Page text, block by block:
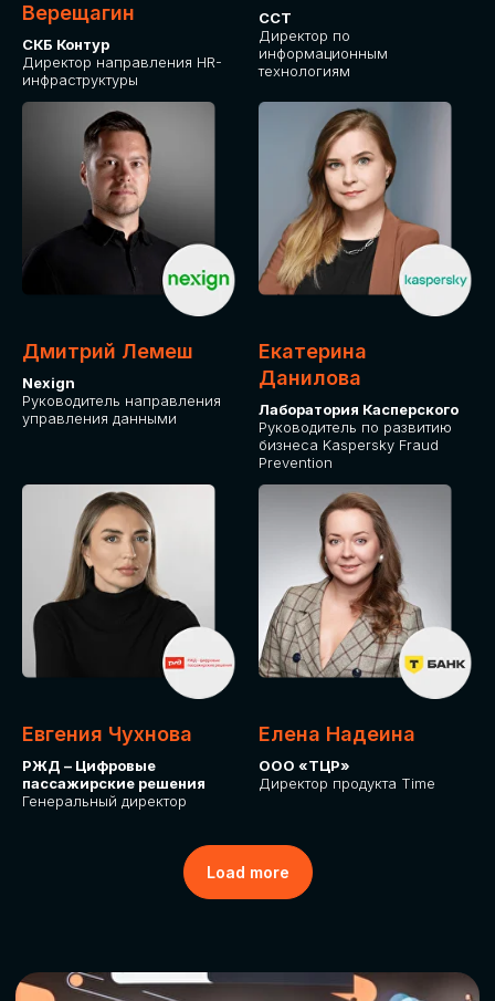
Верещагин
СКБ Контур
Директор направления HR-
инфраструктуры
ССТ
Директор по
информационным
технологиям
Дмитрий Лемеш
Nexign
Руководитель направления
управления данными
Екатерина
Данилова
Лаборатория Касперского
Руководитель по развитию
бизнеса Kaspersky Fraud
Prevention
Евгения Чухнова
РЖД – Цифровые
пассажирские решения
Генеральный директор
Елена Надеина
ООО «ТЦР»
Директор продукта Time
Load more
ДЛЯ ОПЛАТЫ БИЛЕТОВ
ОТ ФИЗИЧЕСКОГО ЛИЦА
Оплата через сервис Timepad
ПРИОБРЕСТИ БИЛЕТ